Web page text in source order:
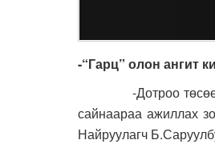
-“Гарц” олон ангит
-Дотроо төсөөлж
сайнаараа ажиллах
Найруулагч